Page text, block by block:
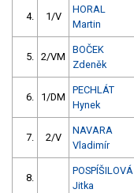
4. 1/V
HORAL
Martin
5. 2/VM
BOČEK
Zdeněk
6. 1/DM
PECHLÁT
Hynek
7. 2/V
NAVARA
Vladimír
8.
POSPÍŠILOVÁ
Jitka